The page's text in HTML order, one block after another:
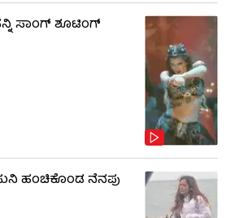
ಸಾಂಗ್ ಶೂಟಿಂಗ್
ಹಂಚಿಕೊಂಡ ನೆನಪು